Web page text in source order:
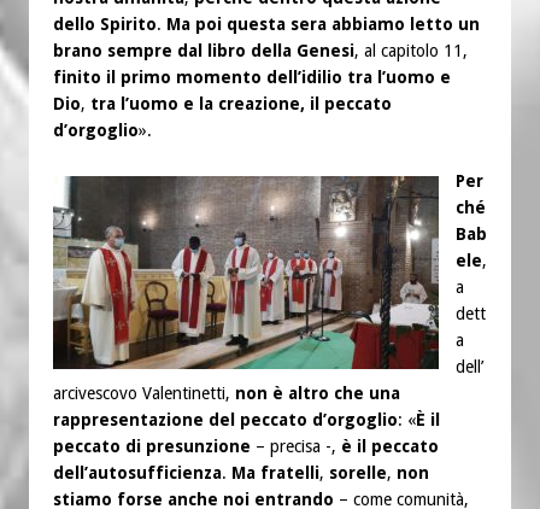
dello Spirito. Ma poi questa sera abbiamo letto un
brano sempre dal libro della Genesi, al capitolo 11,
finito il primo momento dell’idilio tra l’uomo e
Dio, tra l’uomo e la creazione, il peccato
d’orgoglio».
Per
ché
Bab
ele,
a
dett
a
dell’
arcivescovo Valentinetti, non è altro che una
rappresentazione del peccato d’orgoglio: «È il
peccato di presunzione – precisa -, è il peccato
dell’autosufficienza. Ma fratelli, sorelle, non
stiamo forse anche noi entrando – come comunità,